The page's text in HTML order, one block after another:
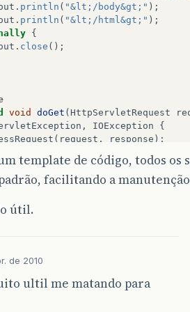
. println ( "&lt;/body&gt;" );
. println ( "&lt;/html&gt;" );
{
. close ();
void doGet ( HttpServletRequest
, IOException
{
( request , response );
template de código, todos os
facilitando a
útil.
de 2010
ultil me matando para